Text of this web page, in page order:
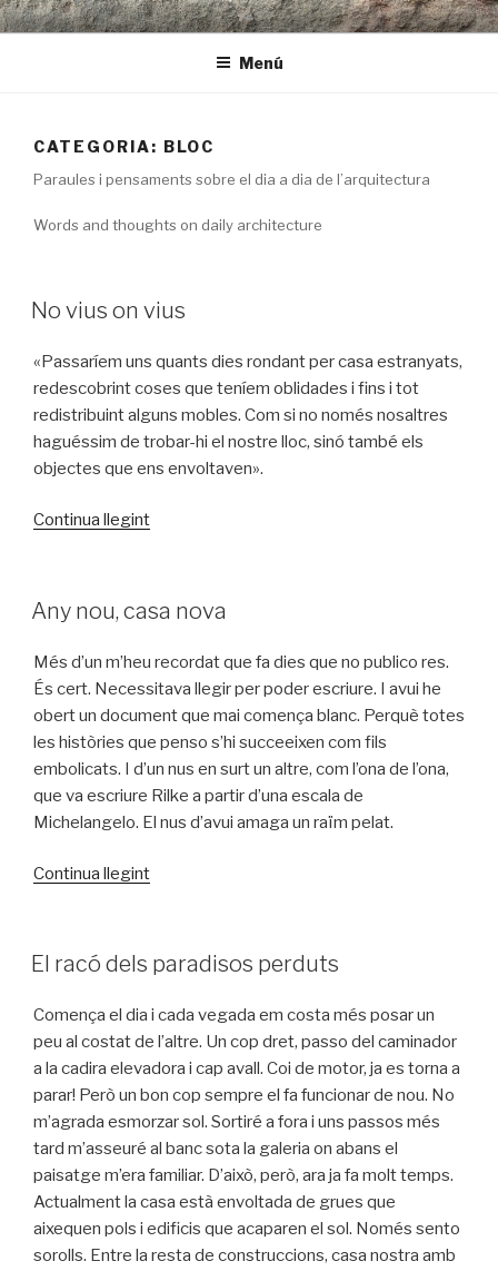
Vés
al
LAR | arquitectura i rehabilitació
Menú
CATEGORIA: BLOC
Paraules i pensaments sobre el dia a dia de l’arquitectura
Words and thoughts on daily architecture
PUBLICAT
A
No vius on vius
«Passaríem uns quants dies rondant per casa estranyats,
redescobrint coses que teníem oblidades i fins i tot
redistribuint alguns mobles. Com si no només nosaltres
haguéssim de trobar-hi el nostre lloc, sinó també els
objectes que ens envoltaven».
Continua llegint«No
PUBLICAT
A
Any nou, casa nova
Més d’un m’heu recordat que fa dies que no publico res.
És cert. Necessitava llegir per poder escriure. I avui he
obert un document que mai comença blanc. Perquè totes
les històries que penso s’hi succeeixen com fils
embolicats. I d’un nus en surt un altre, com l’ona de l’ona,
que va escriure Rilke a partir d’una escala de
Michelangelo. El nus d’avui amaga un raïm pelat.
Continua llegint«Any
PUBLICAT
A
El racó dels paradisos perduts
Comença el dia i cada vegada em costa més posar un
peu al costat de l’altre. Un cop dret, passo del caminador
a la cadira elevadora i cap avall. Coi de motor, ja es torna a
parar! Però un bon cop sempre el fa funcionar de nou. No
m’agrada esmorzar sol. Sortiré a fora i uns passos més
tard m’asseuré al banc sota la galeria on abans el
paisatge m’era familiar. D’això, però, ara ja fa molt temps.
Actualment la casa està envoltada de grues que
aixequen pols i edificis que acaparen el sol. Només sento
sorolls. Entre la resta de construccions, casa nostra amb